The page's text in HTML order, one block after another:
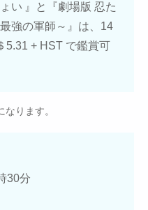
い 』と『劇場版 忍た
強の軍師～』は、14
5.31 + HST で鑑賞可
ります。
30分